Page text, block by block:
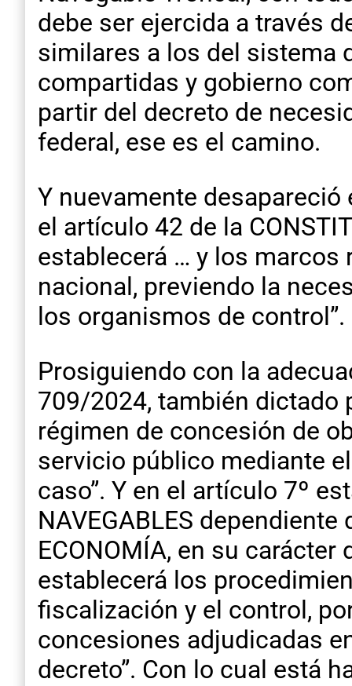
debe ser ejercida a través
similares a los del sistema
compartidas y gobierno
partir del decreto de
federal, ese es el camino.
Y nuevamente
el artículo 42 de la
establecerá … y los
nacional, previendo la
los organismos de control”.
Prosiguiendo con la
709/2024, también dictado
régimen de concesión de
servicio público mediante
caso”. Y en el artículo 7º
NAVEGABLES dependiente
ECONOMÍA, en su
establecerá los
fiscalización y el control,
concesiones adjudicadas
decreto”. Con lo cual está